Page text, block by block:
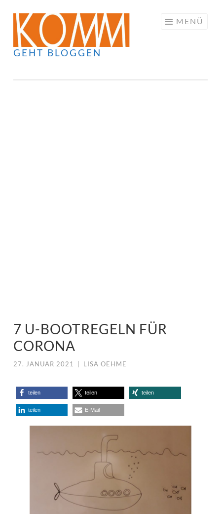
Springe
zum
Inhalt
GEHT BLOGGEN
MENÜ
7 U-BOOTREGELN FÜR
CORONA
27. JANUAR 2021 LISA OEHME
teilen teilen teilen
teilen E-Mail